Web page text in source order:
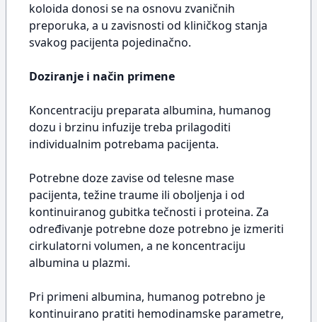
koloida donosi se na osnovu zvaničnih
preporuka, a u zavisnosti od kliničkog stanja
svakog pacijenta pojedinačno.
Doziranje i način primene
Koncentraciju preparata albumina, humanog
dozu i brzinu infuzije treba prilagoditi
individualnim potrebama pacijenta.
Potrebne doze zavise od telesne mase
pacijenta, težine traume ili oboljenja i od
kontinuiranog gubitka tečnosti i proteina. Za
određivanje potrebne doze potrebno je izmeriti
cirkulatorni volumen, a ne koncentraciju
albumina u plazmi.
Pri primeni albumina, humanog potrebno je
kontinuirano pratiti hemodinamske parametre,